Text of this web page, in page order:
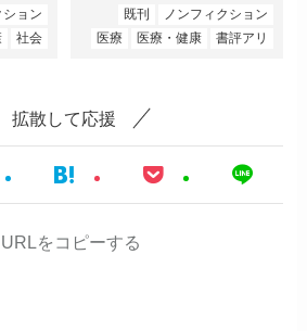
ション
社会
既刊
ノンフィクション
医療
医療・健康 書評アリ
拡散して応援
URLをコピーする